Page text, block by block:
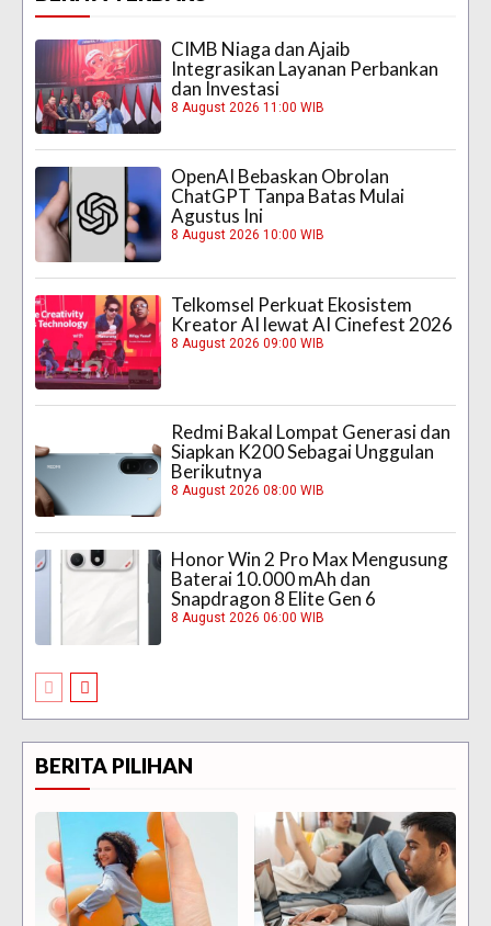
CIMB Niaga dan Ajaib
Integrasikan Layanan Perbankan
dan Investasi
8 August 2026 11:00 WIB
OpenAI Bebaskan Obrolan
ChatGPT Tanpa Batas Mulai
Agustus Ini
8 August 2026 10:00 WIB
Telkomsel Perkuat Ekosistem
Kreator AI lewat AI Cinefest 2026
8 August 2026 09:00 WIB
Redmi Bakal Lompat Generasi dan
Siapkan K200 Sebagai Unggulan
Berikutnya
8 August 2026 08:00 WIB
Honor Win 2 Pro Max Mengusung
Baterai 10.000 mAh dan
Snapdragon 8 Elite Gen 6
8 August 2026 06:00 WIB
BERITA PILIHAN